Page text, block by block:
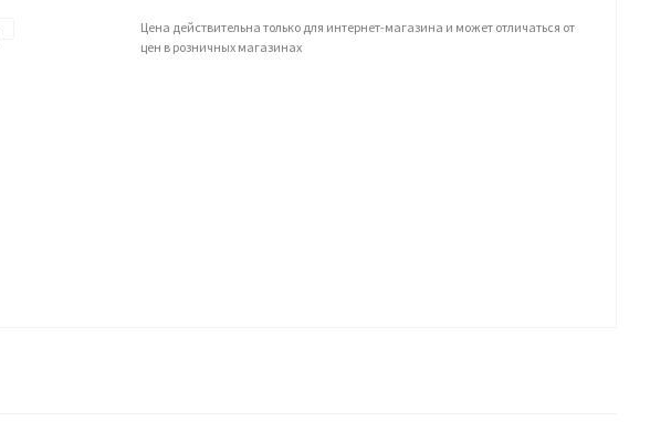
Цена действительна только для интернет-магазина и может отличаться от
цен в розничных магазинах